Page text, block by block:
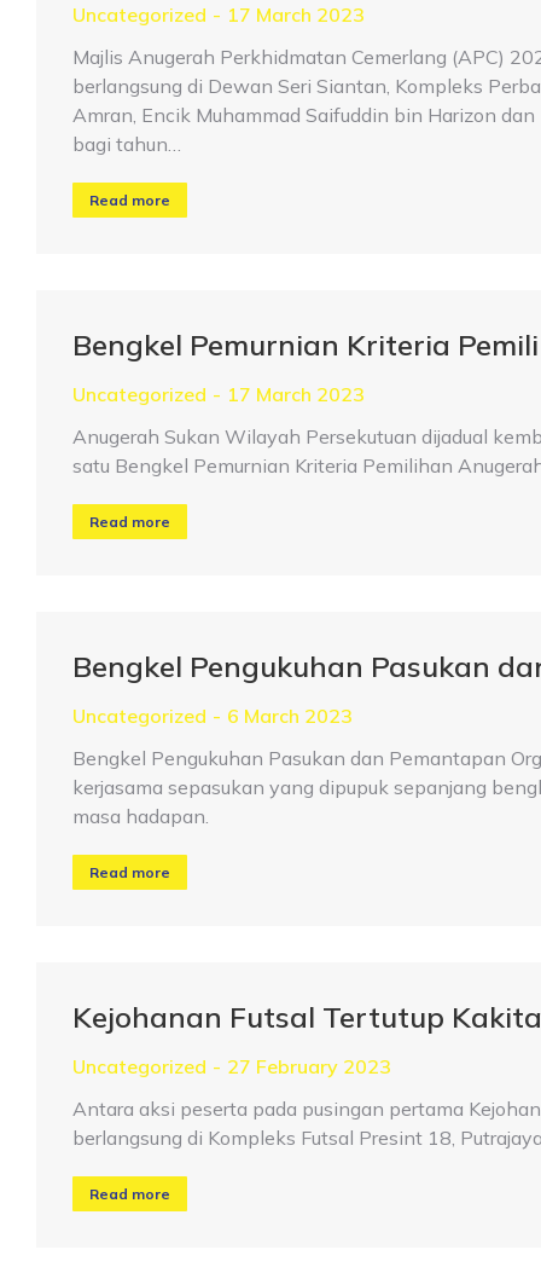
Uncategorized
17 March 2023
Majlis Anugerah Perkhidmatan Cemerlang (APC)
berlangsung di Dewan Seri Siantan, Kompleks
Amran, Encik Muhammad Saifuddin bin Harizon
bagi tahun…
Read more
Bengkel Pemurnian Kriteria
Uncategorized
17 March 2023
Anugerah Sukan Wilayah Persekutuan dijadual
satu Bengkel Pemurnian Kriteria Pemilihan
Read more
Bengkel Pengukuhan Pasukan
Uncategorized
6 March 2023
Bengkel Pengukuhan Pasukan dan Pemantapan
kerjasama sepasukan yang dipupuk sepanjang
masa hadapan.
Read more
Kejohanan Futsal Tertutup
Uncategorized
27 February 2023
Antara aksi peserta pada pusingan pertama
berlangsung di Kompleks Futsal Presint 18,
Read more